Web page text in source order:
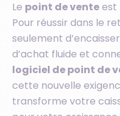
Le point de venteest
Pour réussir dans le
seulement
d’achat fluide et
logiciel de point de
cette nouvelle
transforme votre